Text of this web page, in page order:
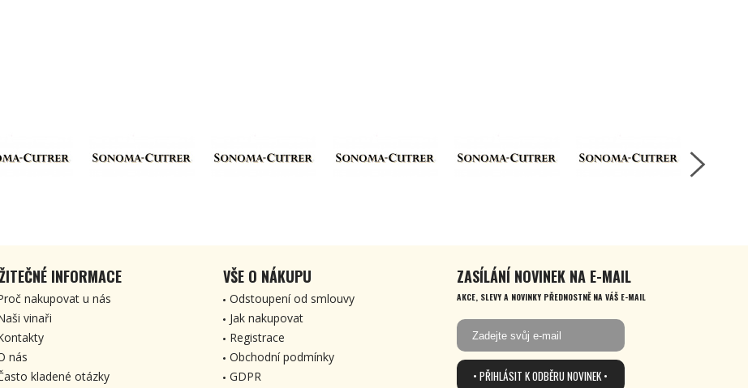
INFORMACE
nakupovat u nás
vinaři
nás
kladené otázky
VŠE O NÁKUPU
Odstoupení od smlouvy
Jak nakupovat
Registrace
Obchodní podmínky
GDPR
ZASÍLÁNÍ NOVINEK NA E-MAIL
AKCE, SLEVY A NOVINKY PŘEDNOSTNĚ NA VÁŠ E-MAIL
• PŘIHLÁSIT K ODBĚRU NOVINEK •